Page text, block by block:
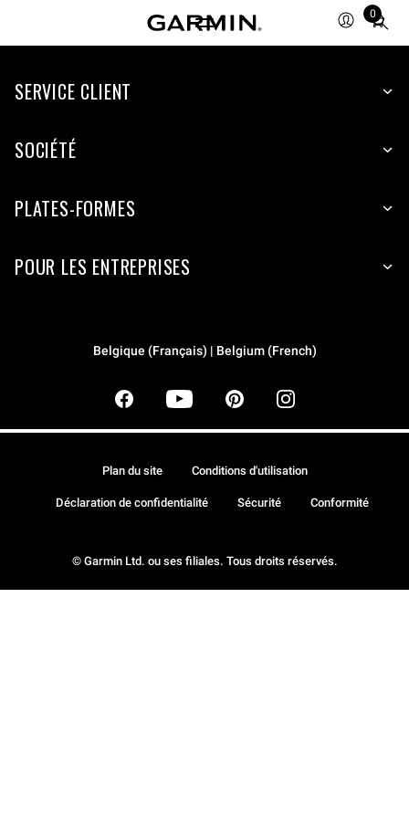
0
Total
items
cart:
SERVICE CLIENT
SOCIÉTÉ
PLATES-FORMES
POUR LES ENTREPRISES
Belgique (Français) | Belgium (French)
© Garmin Ltd. ou ses filiales. Tous droits réservés.
Plan du site Conditions d'utilisation
Déclaration de confidentialité Sécurité Conformité